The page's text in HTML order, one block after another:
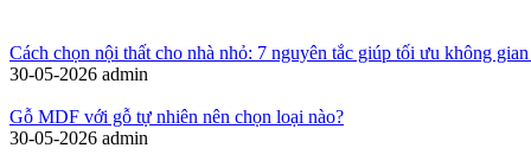
Cách chọn nội thất cho nhà nhỏ: 7 nguyên tắc giúp tối ưu không
30-05-2026 admin
Gỗ MDF với gỗ tự nhiên nên chọn loại nào?
30-05-2026 admin